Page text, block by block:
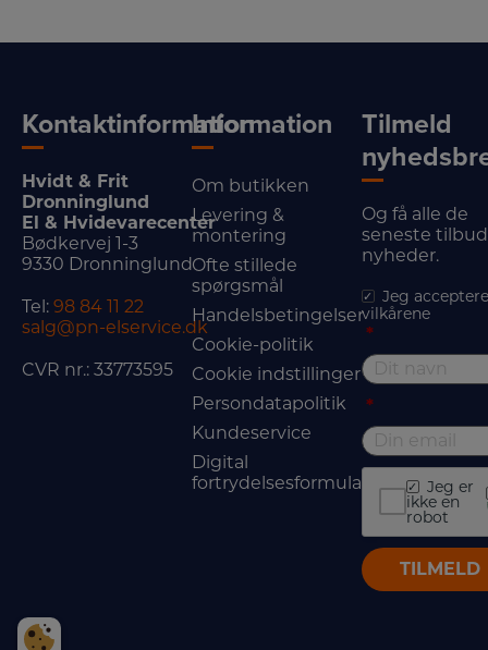
Kontaktinformation
Hvidt & Frit
Dronninglund
El & Hvidevarecenter
Bødkervej 1-3
9330 Dronninglund
Tel: 98 84 11 22
salg@pn-elservice.dk
CVR nr.: 33773595
Information
Om butikken
Levering &
montering
Ofte stillede
spørgsmål
Handelsbetingelser
Cookie-politik
Cookie indstillinger
Persondatapolitik
Kundeservice
Digital
fortrydelsesformular
Tilmeld
Og få alle de
seneste
nyheder.
Jeg
vilkårene
*
*
Jeg er
ikke en
robot